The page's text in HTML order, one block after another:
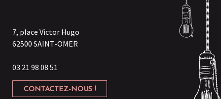
7, place Victor Hugo
62500 SAINT-OMER
03 21 98 08 51
CONTACTEZ-NOUS !